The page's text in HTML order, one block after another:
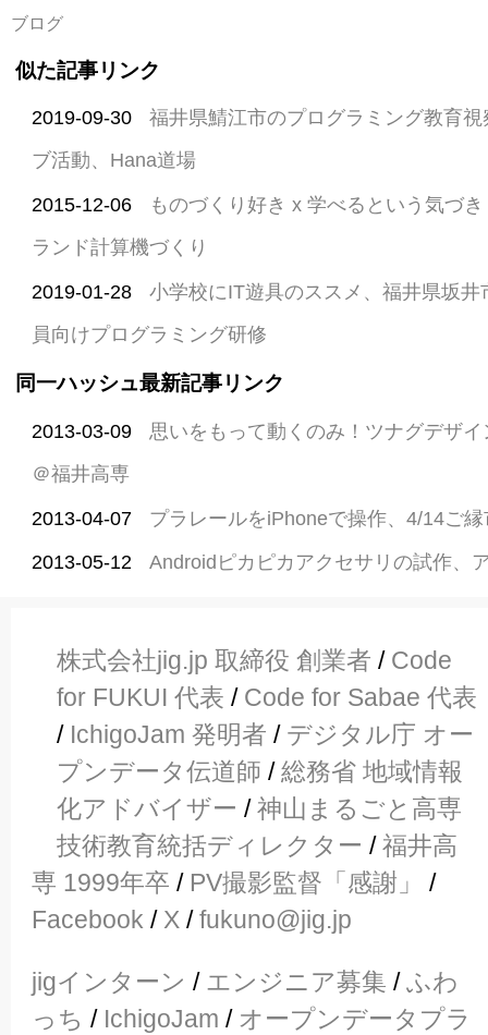
ブログ
似た記事リンク
2019-09-30
福井県鯖江市のプログラミング教育
ブ活動、Hana道場
2015-12-06
ものづくり好き x 学べるという気づ
ランド計算機づくり
2019-01-28
小学校にIT遊具のススメ、福井県坂
員向けプログラミング研修
同一ハッシュ最新記事リンク
2013-03-09
思いをもって動くのみ！ツナグデザ
＠福井高専
2013-04-07 プラレールをiPhoneで操作、4/14ご
2013-05-12 Androidピカピカアクセサリの試作、
株式会社jig.jp 取締役 創業者 / Code
for FUKUI 代表 / Code for Sabae 代表
/ IchigoJam 発明者 / デジタル庁 オー
プンデータ伝道師 /総務省 地域情報
化アドバイザー /神山まるごと高専
技術教育統括ディレクター /福井高
専 1999年卒 / PV撮影監督「感謝」
/
Facebook / X /fukuno@jig.jp
jigインターン / エンジニア募集 /ふわ
っち / IchigoJam / オープンデータプラ